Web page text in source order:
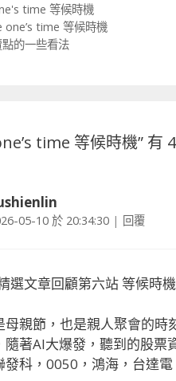
time 等候時機
time 等候時機
的一些看法
time 等候時機” 有
05-10 於 20:34:30 | 回覆
選文章回顧第六站 等候時
母親節，也是親人聚會的
隨著AI大爆發，聽到的股
發科，0050，鴻海，台達